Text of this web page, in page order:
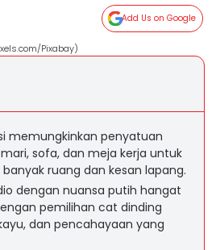
Add Us on Google
Pixabay)
memungkinkan penyatuan
sofa, dan meja kerja untuk
ruang dan kesan lapang.
dengan nuansa putih hangat
pemilihan cat dinding
dan pencahayaan yang